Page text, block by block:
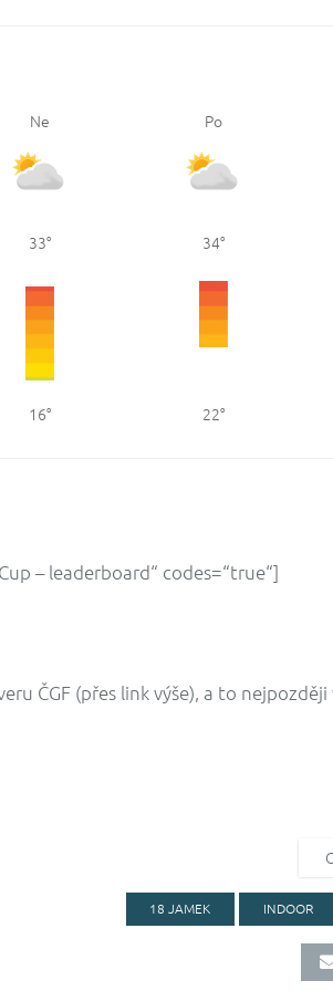
Ne Po
33 34
16 22
– leaderboard“ codes=“true“]
ČGF (přes link výše), a to
18 JAMEK INDOOR